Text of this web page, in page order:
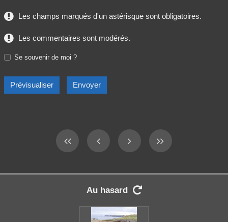
Les champs marqués d'un astérisque sont obligatoires.
Les commentaires sont modérés.
Se souvenir de moi ?
Au hasard 